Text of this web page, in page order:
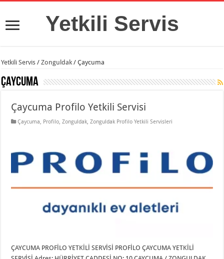
Yetkili Servis
Yetkili Servis / Zonguldak / Çaycuma
Çaycuma
Çaycuma Profilo Yetkili Servisi
Çaycuma, Profilo,Zonguldak,Zonguldak Profilo Yetkili Servisleri
ÇAYCUMA PROFİLO YETKİLİ SERVİSİ PROFİLO ÇAYCUMA YETKİLİ